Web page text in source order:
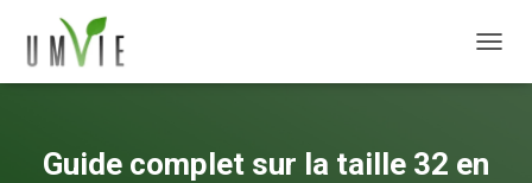
Guide complet sur la taille 32 en